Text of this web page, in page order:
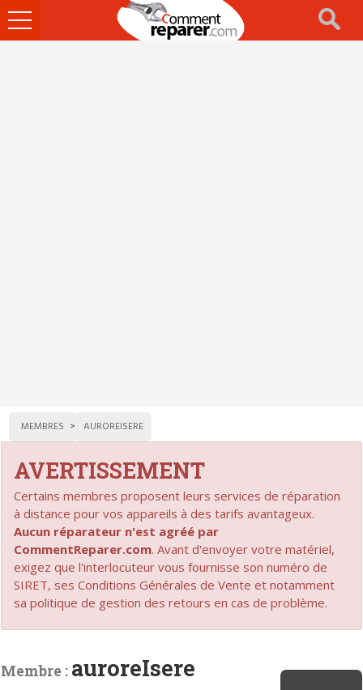
Ouvrir
le
MEMBRES AUROREISERE
AVERTISSEMENT
Certains membres proposent leurs services de réparation
à distance pour vos appareils à des tarifs avantageux.
Aucun réparateur n'est agréé par
CommentReparer.com. Avant d'envoyer votre matériel,
exigez que l'interlocuteur vous fournisse son numéro de
SIRET, ses Conditions Générales de Vente et notamment
sa politique de gestion des retours en cas de problème.
Membre : auroreIsere